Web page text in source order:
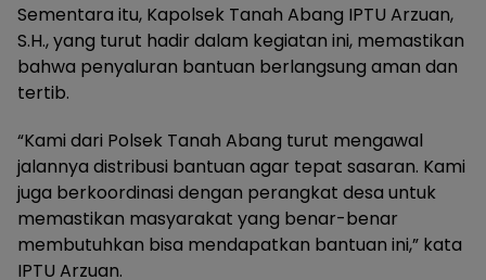
Sementara itu, Kapolsek Tanah Abang IPTU Arzuan,
S.H., yang turut hadir dalam kegiatan ini, memastikan
bahwa penyaluran bantuan berlangsung aman dan
tertib.
“Kami dari Polsek Tanah Abang turut mengawal
jalannya distribusi bantuan agar tepat sasaran. Kami
juga berkoordinasi dengan perangkat desa untuk
memastikan masyarakat yang benar-benar
membutuhkan bisa mendapatkan bantuan ini,” kata
IPTU Arzuan.